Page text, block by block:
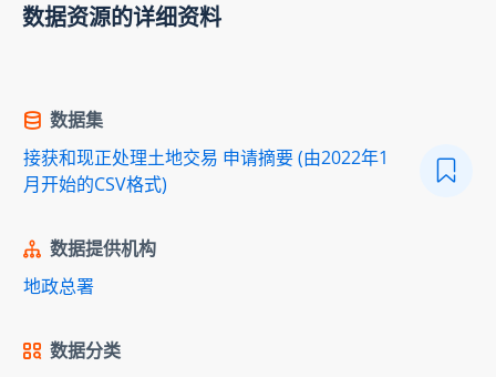
数据资源的详细资料
数据集
接获和现正处理土地交易 申请摘要 (由2022年1
月开始的CSV格式)
数据提供机构
地政总署
数据分类